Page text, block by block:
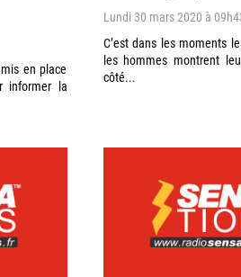
en place
informer la
Lundi 30 mars 2020 à
C’est dans les moments
les hommes montrent
côté...